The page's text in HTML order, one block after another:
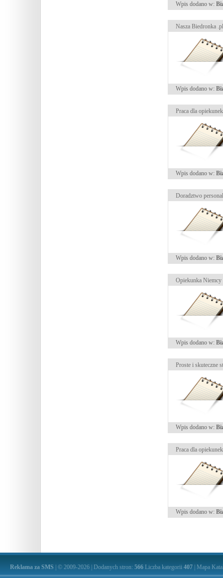
Wpis dodano w:
Nasza Biedronka .pl
Wpis dodano w:
Praca dla
Wpis dodano w:
Doradztwo
Wpis dodano w:
Opiekunka Niemcy
Wpis dodano w:
Proste i skuteczne
Wpis dodano w:
Praca dla
Wpis dodano w:
Reklama za SMS | © 2009-2026 | Dodanych stron: 566 Liczba kategorii 407 Mapa